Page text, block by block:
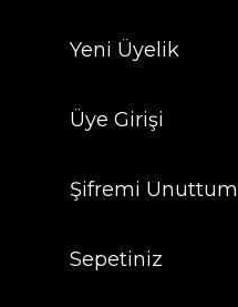
Yeni Üyelik
Üye Girişi
Şifremi Unuttum
Sepetiniz